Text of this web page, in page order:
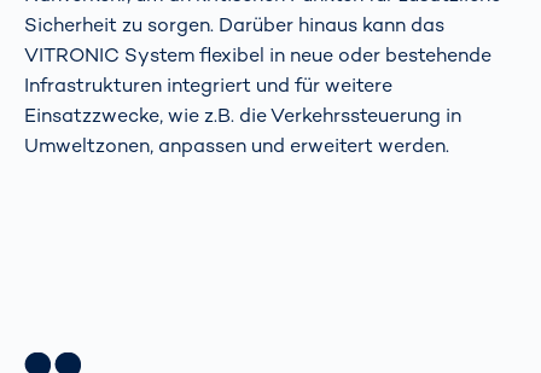
Sicherheit zu sorgen. Darüber hinaus kann das
VITRONIC System flexibel in neue oder bestehende
Infrastrukturen integriert und für weitere
Einsatzzwecke, wie z.B. die Verkehrssteuerung in
Umweltzonen, anpassen und erweitert werden.